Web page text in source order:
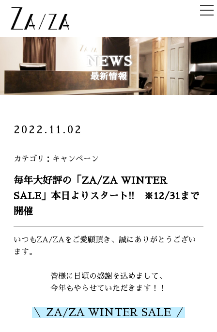
トップ
NEWS＆TOPICS
ニュース＆記事
SHOPLIST
店舗一覧
NEWS
最新情報
2022.11.02
カテゴリ キャンペーン
毎年大好評の「ZA/ZA WINTER
SALE」本日よりスタート!! ※12/31まで
開催
いつもZA/ZAをご愛顧頂き、誠にありがとうござい
ます。
皆様に日頃の感謝を込めまして、
今年もやらせていただきます！！
＼ ZA/ZA WINTER SALE ／